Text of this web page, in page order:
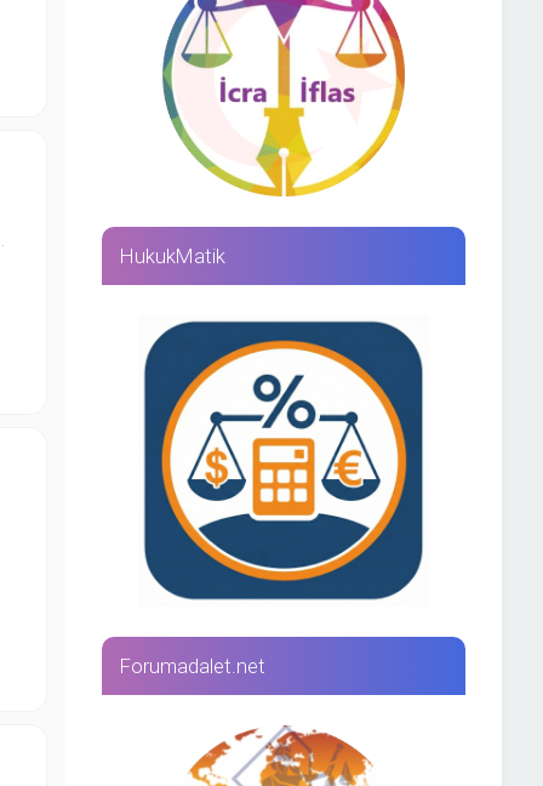
HukukMatik
Forumadalet.net